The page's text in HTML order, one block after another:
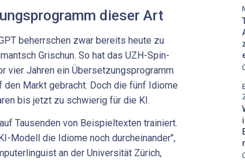
dieser Art
beherrschen zwar bereits heute zu
Grischun. So hat das UZH-Spin-
vier Jahren ein Übersetzungsprogramm
Markt gebracht. Doch die fünf Idiome
bis jetzt zu schwierig für die KI.
Tausenden von Beispieltexten trainiert.
Modell die Idiome noch durcheinander",
an der Universität Zürich,